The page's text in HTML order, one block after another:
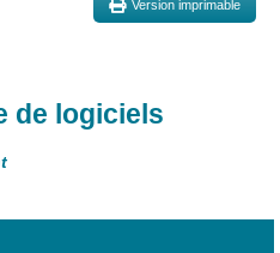
Version imprimable
de logiciels